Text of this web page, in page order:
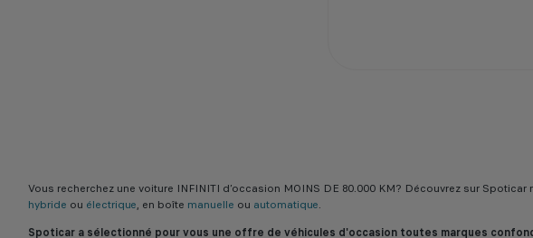
Vous recherchez une voiture INFINITI d’occasion MOINS DE 80.000 KM? Découvrez sur
hybride ou électrique, en boîte manuelle ou automatique.
Spoticar a sélectionné pour vous une offre de véhicules d'occasion toutes marques